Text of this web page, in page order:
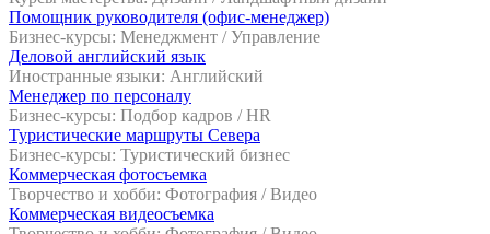
Помощник руководителя (офис-менеджер)
Бизнес-курсы: Менеджмент / Управление
Деловой английский язык
Иностранные языки: Английский
Менеджер по персоналу
Бизнес-курсы: Подбор кадров / HR
Туристические маршруты Севера
Бизнес-курсы: Туристический бизнес
Коммерческая фотосъемка
Творчество и хобби: Фотография / Видео
Коммерческая видеосъемка